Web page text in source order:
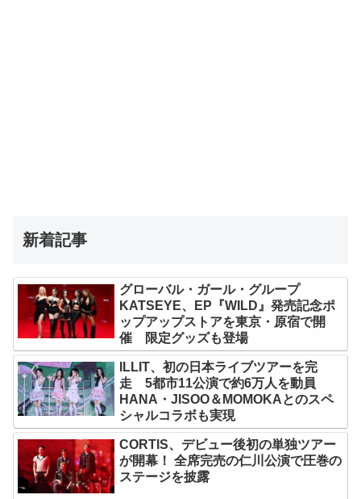
新着記事
グローバル・ガール・グループ
KATSEYE、EP『WILD』発売記念ポ
ップアップストアを東京・原宿で開
催 限定グッズも登場
ILLIT、初の日本ライブツアーを完
走 5都市11公演で約6万人を動員
HANA・JISOO＆MOMOKAとのスペ
シャルコラボも実現
CORTIS、デビュー後初の単独ツアー
が開幕！ 全席完売の仁川公演で圧巻の
ステージを披露